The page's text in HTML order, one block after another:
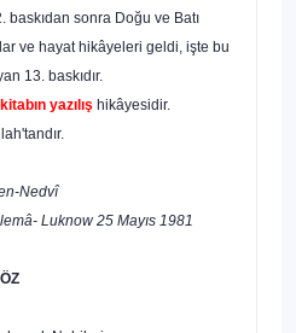
baskıdan sonra Doğu ve Batı
ve hayat hikâyeleri geldi, işte bu
13. baskıdır.
kitabın yazılış hikâyesidir.
Nedvî
Luknow 25 Mayıs 1981